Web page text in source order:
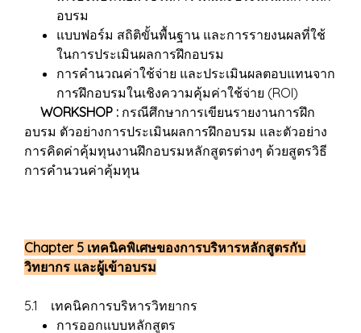
อบรม
แบบฟอร์ม สถิติขั้นพื้นฐาน และการรายงนผลที่ใช้
ในการประเมินผลการฝึกอบรม
การคำนวณค่าใช้จ่าย และประเมินผลตอบแทนจาก
การฝึกอบรมในเชิงความคุ้มค่าใช้จ่าย (ROI)
WORKSHOP : กรณีศึกษาการเขียนรายงานการฝึก
อบรม ตัวอย่างการประเมินผลการฝึกอบรม และตัวอย่าง
การคิดค่าคุ้มทุนงานฝึกอบรมหลักสูตรต่างๆ ด้วยสูตรวิธี
การคำนวนค่าคุ้มทุน
Chapter 5 เทคนิคพิเศษของการบริหารหลักสูตรกับ
วิทยากร และผู้เข้าอบรม
5.1 เทคนิคการบริหารวิทยากร
การออกแบบหลักสูตร